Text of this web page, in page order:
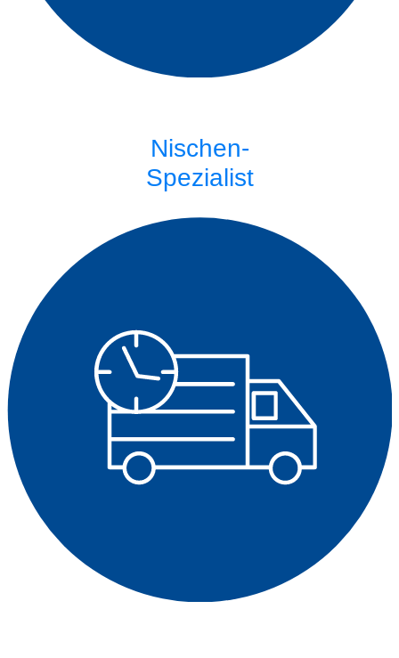
Nischen-
Spezialist